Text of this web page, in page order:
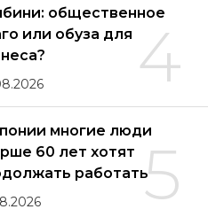
4
общественное
или обуза для
5
многие люди
60 лет хотят
работать